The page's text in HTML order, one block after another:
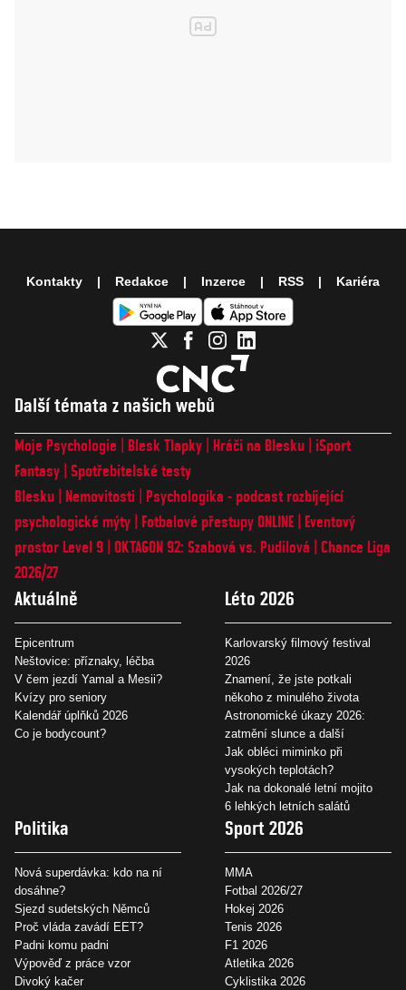
Další témata z našich webů
Moje Psychologie Blesk Tlapky Hráči na Blesku
iSport
Fantasy Spotřebitelské testy
Blesku
Nemovitosti
Psychologika - podcast rozbíjející
psychologické mýty
Fotbalové přestupy ONLINE
Eventový
prostor Level 9 OKTAGON 92: Szabová vs. Pudilová
Chance Liga
2026/27
Aktuálně
Epicentrum
Neštovice: příznaky, léčba
V čem jezdí Yamal a Mesii?
Kvízy pro seniory
Kalendář úplňků 2026
Co je bodycount?
Léto 2026
Karlovarský filmový festival
2026
Znamení, že jste potkali
někoho z minulého života
Astronomické úkazy 2026:
zatmění slunce a další
Jak obléci miminko při
vysokých teplotách?
Jak na dokonalé letní mojito
6 lehkých letních salátů
Politika
Nová superdávka: kdo na ní
dosáhne?
Sjezd sudetských Němců
Proč vláda zavádí EET?
Padni komu padni
Výpověď z práce vzor
Divoký kačer
Sport 2026
MMA
Fotbal 2026/27
Hokej 2026
Tenis 2026
F1 2026
Atletika 2026
Cyklistika 2026
Kontakty Redakce Inzerce RSS Kariéra